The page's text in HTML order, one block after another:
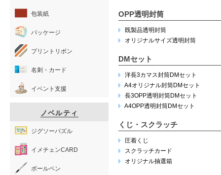
OPP透明封筒
既製品透明封筒
オリジナルサイズ透明封筒
DMセット
洋長3カマス封筒DMセット
A4オリジナル封筒DMセット
長3OPP透明封筒DMセット
A4OPP透明封筒DMセット
くじ・スクラッチ
圧着くじ
スクラッチカード
オリジナル抽選箱
包装紙
パッケージ
プリントリボン
名刺・カード
イベント支援
ノベルティ
ジグソーパズル
イメチェンCARD
ボールペン